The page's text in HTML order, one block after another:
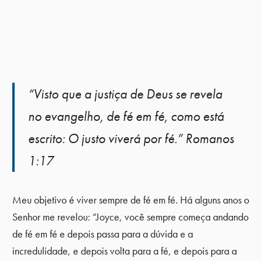
“Visto que a justiça de Deus se revela
no evangelho, de fé em fé, como está
escrito: O justo viverá por fé.” Romanos
1:17
Meu objetivo é viver sempre de fé em fé. Há alguns anos o
Senhor me revelou: “Joyce, você sempre começa andando
de fé em fé e depois passa para a dúvida e a
incredulidade, e depois volta para a fé, e depois para a